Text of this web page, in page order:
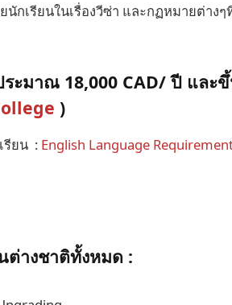
กเรียนในเรื่องวีซ่า และกฏหมายต่างๆ
ะมาณ 18,000 CAD/ ปี และ
)
รียน : English Language
ต่างชาติทั้งหมด :